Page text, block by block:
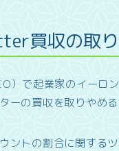
買収の取
）で起業家のイー
ーの買収を取りやめ
ントの割合に関する